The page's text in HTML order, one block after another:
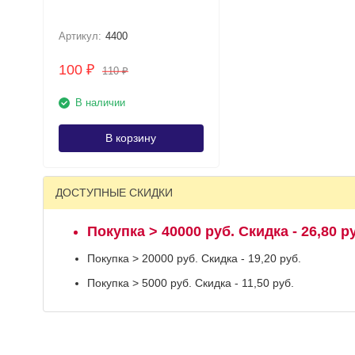
Артикул: 4400
100 ₽ 110₽
В наличии
В корзину
ДОСТУПНЫЕ СКИДКИ
Покупка > 40000 руб. Скидка - 26,80
Покупка > 20000 руб. Скидка - 19,20 руб.
Покупка > 5000 руб. Скидка - 11,50 руб.